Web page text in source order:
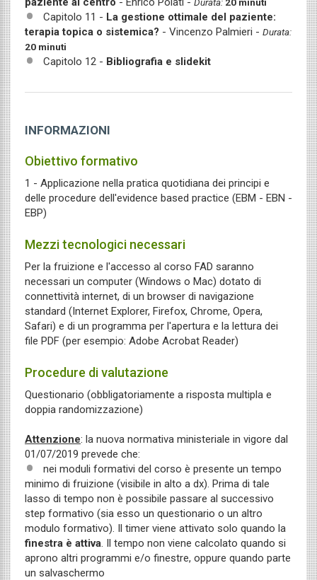
Capitolo 11 - La gestione ottimale del paziente:
terapia topica o sistemica? - Vincenzo Palmieri - Durata:
20 minuti
Capitolo 12 - Bibliografia e slidekit
INFORMAZIONI
Obiettivo formativo
1 - Applicazione nella pratica quotidiana dei principi e
delle procedure dell'evidence based practice (EBM - EBN -
EBP)
Mezzi tecnologici necessari
Per la fruizione e l'accesso al corso FAD saranno
necessari un computer (Windows o Mac) dotato di
connettività internet, di un browser di navigazione
standard (Internet Explorer, Firefox, Chrome, Opera,
Safari) e di un programma per l'apertura e la lettura dei
file PDF (per esempio: Adobe Acrobat Reader)
Procedure di valutazione
Questionario (obbligatoriamente a risposta multipla e
doppia randomizzazione)
Attenzione: la nuova normativa ministeriale in vigore dal
01/07/2019 prevede che:
nei moduli formativi del corso è presente un tempo
minimo di fruizione (visibile in alto a dx). Prima di tale
lasso di tempo non è possibile passare al successivo
step formativo (sia esso un questionario o un altro
modulo formativo). Il timer viene attivato solo quando la
finestra è attiva. Il tempo non viene calcolato quando si
aprono altri programmi e/o finestre, oppure quando parte
un salvaschermo